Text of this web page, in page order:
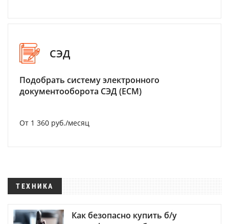
СЭД
Подобрать систему электронного
документооборота СЭД (ECM)
От 1 360 руб./месяц
ТЕХНИКА
Как безопасно купить б/у